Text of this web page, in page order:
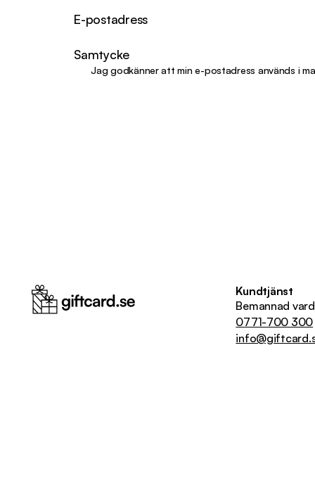
E-postadress
Samtycke
Jag godkänner att min e-postadress används i
Kundtjänst
Bemannad
0771-700 300